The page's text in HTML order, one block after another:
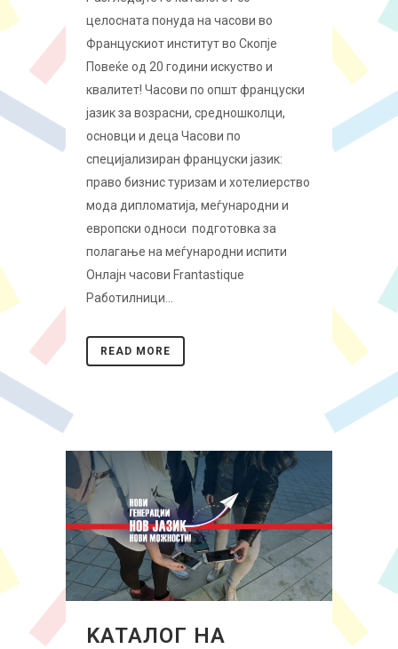
целосната понуда на часови во
Францускиот институт во Скопје
Повеќе од 20 години искуство и
квалитет! Часови по општ француски
јазик за возрасни, средношколци,
основци и деца Часови по
специјализиран француски јазик:
право бизнис туризам и хотелиерство
мода дипломатија, меѓународни и
европски односи подготовка за
полагање на меѓународни испити
Онлајн часови Frantastique
Работилници...
READ MORE
KАТАЛОГ НА